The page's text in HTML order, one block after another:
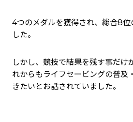
4つのメダルを獲得され、総合8位
した。
しかし、競技で結果を残す事だけ
れからもライフセービングの普及
きたいとお話されていました。